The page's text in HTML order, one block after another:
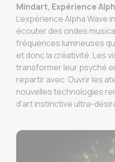
Mindart, Expérience
L’expérience Alpha
écouter des ondes
fréquences lumineuses
et donc la créativité. Les
transformer leur psyché
repartir avec. Ouvrir les
nouvelles technologies
d’art instinctive ultra-